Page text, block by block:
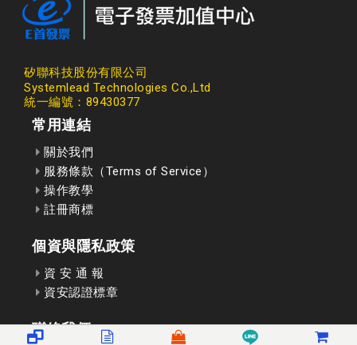
矽聯科技股份有限公司
Systemlead Technologies Co.,Ltd
統一編號：89430377
常用連結
關於我們
服務條款（Terms of Service）
操作教學
註冊商標
個資與隱私政策
資 安 通 報
資安認證標章
聯絡我們